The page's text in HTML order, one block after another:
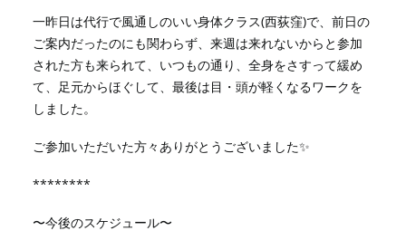
一昨日は代行で風通しのいい身体クラス(西荻窪)で、前日の
ご案内だったのにも関わらず、来週は来れないからと参加
された方も来られて、いつもの通り、全身をさすって緩め
て、足元からほぐして、最後は目・頭が軽くなるワークを
しました。
ご参加いただいた方々ありがとうございました✨
********
〜今後のスケジュール〜